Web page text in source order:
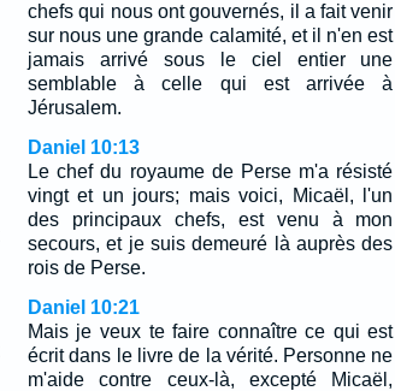
chefs qui nous ont gouvernés, il a fait venir
sur nous une grande calamité, et il n'en est
jamais arrivé sous le ciel entier une
semblable à celle qui est arrivée à
Jérusalem.
Daniel 10:13
Le chef du royaume de Perse m'a résisté
vingt et un jours; mais voici, Micaël, l'un
des principaux chefs, est venu à mon
secours, et je suis demeuré là auprès des
rois de Perse.
Daniel 10:21
Mais je veux te faire connaître ce qui est
écrit dans le livre de la vérité. Personne ne
m'aide contre ceux-là, excepté Micaël,